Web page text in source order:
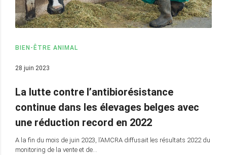
BIEN-ÊTRE ANIMAL
28 juin 2023
La lutte contre l’antibiorésistance
continue dans les élevages belges avec
une réduction record en 2022
A la fin du mois de juin 2023, l’AMCRA diffusait les résultats 2022 du
monitoring de la vente et de…